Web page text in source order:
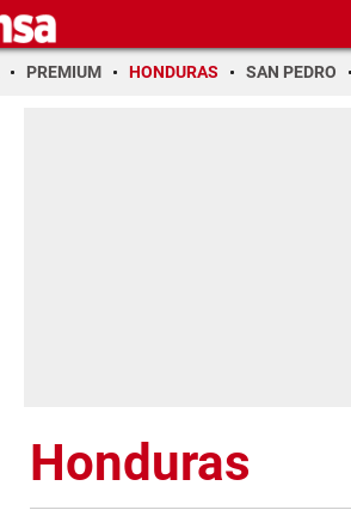
PREMIUM HONDURAS SAN PEDRO
Honduras